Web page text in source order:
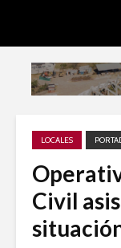
LOCALES
Civil